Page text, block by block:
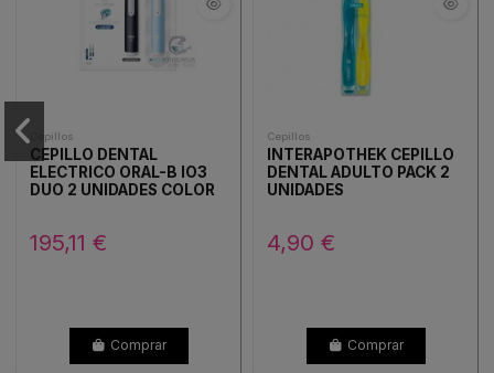
Cepillos
CEPILLO DENTAL
ELECTRICO ORAL-B IO3
DUO 2 UNIDADES COLOR
195,11 €
Comprar
Cepillos
INTERAPOTHEK CEPILLO
DENTAL ADULTO PACK 2
UNIDADES
4,90 €
Comprar